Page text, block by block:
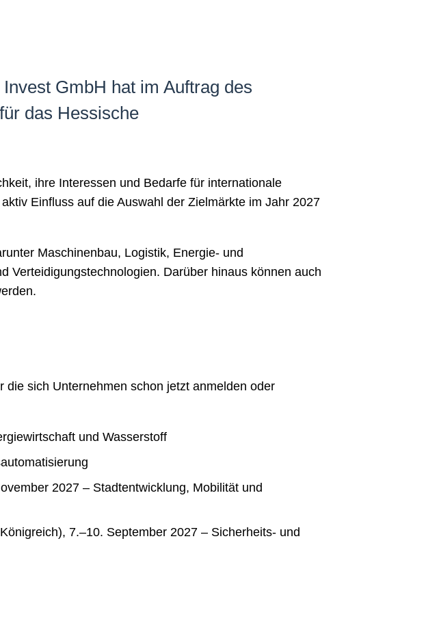
GmbH hat im Auftrag des
das Hessische
ihre Interessen und Bedarfe für internationale
Einfluss auf die Auswahl der Zielmärkte im Jahr 2027
Maschinenbau, Logistik, Energie- und
Verteidigungstechnologien. Darüber hinaus können auch
sich Unternehmen schon jetzt anmelden oder
und Wasserstoff
2027 – Stadtentwicklung, Mobilität und
7.–10. September 2027 – Sicherheits- und